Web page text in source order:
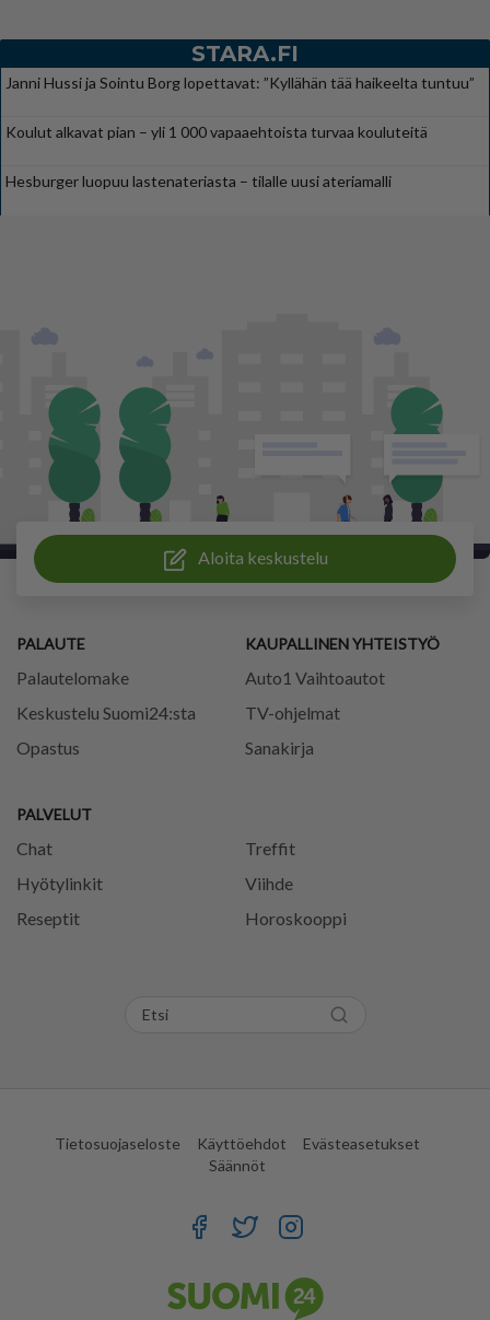
STARA.FI
Janni Hussi ja Sointu Borg lopettavat: ”Kyllähän tää haikeelta tuntuu”
Koulut alkavat pian – yli 1 000 vapaaehtoista turvaa kouluteitä
Hesburger luopuu lastenateriasta – tilalle uusi ateriamalli
Aloita keskustelu
PALAUTE
Palautelomake
Keskustelu Suomi24:sta
Opastus
PALVELUT
Chat
Treffit
Hyötylinkit
Viihde
Reseptit
Horoskooppi
KAUPALLINEN YHTEISTYÖ
Auto1 Vaihtoautot
TV-ohjelmat
Sanakirja
Tietosuojaseloste Käyttöehdot
Evästeasetukset
Säännöt